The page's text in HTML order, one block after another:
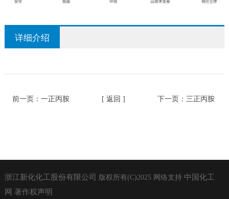
详细介绍
前一页： 一正丙胺 [ 返回 ] 下一页： 三正丙胺
浙江新化化工股份有限公司 版权所有(C)2025网络支持 中国化工
网 著作权声明